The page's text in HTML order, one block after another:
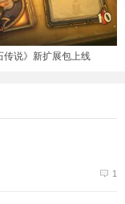
传说》新扩展包上线
1